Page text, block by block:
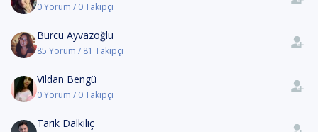
0 Yorum / 0 Takipçi
Burcu Ayvazoğlu
85 Yorum / 81 Takipçi
Vildan Bengü
0 Yorum / 0 Takipçi
Tarık Dalkılıç